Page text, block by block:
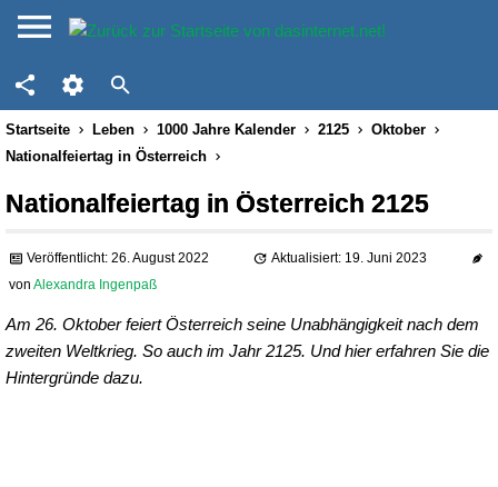
Startseite Leben 1000 Jahre Kalender 2125
Oktober
Nationalfeiertag in Österreich
Nationalfeiertag in Österreich 2125
Veröffentlicht: 26. August 2022
Aktualisiert: 19. Juni 2023
von Alexandra Ingenpaß
Am 26. Oktober feiert Österreich seine Unabhängigkeit nach dem
zweiten Weltkrieg. So auch im Jahr 2125. Und hier erfahren Sie die
Hintergründe dazu.